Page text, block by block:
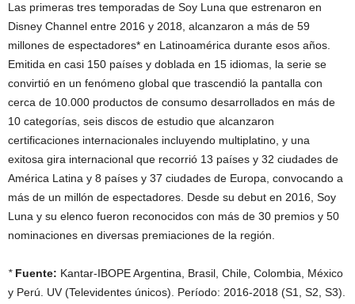
Las primeras tres temporadas de Soy Luna que estrenaron en
Disney Channel entre 2016 y 2018, alcanzaron a más de 59
millones de espectadores* en Latinoamérica durante esos años.
Emitida en casi 150 países y doblada en 15 idiomas, la serie se
convirtió en un fenómeno global que trascendió la pantalla con
cerca de 10.000 productos de consumo desarrollados en más de
10 categorías, seis discos de estudio que alcanzaron
certificaciones internacionales incluyendo multiplatino, y una
exitosa gira internacional que recorrió 13 países y 32 ciudades de
América Latina y 8 países y 37 ciudades de Europa, convocando a
más de un millón de espectadores. Desde su debut en 2016, Soy
Luna y su elenco fueron reconocidos con más de 30 premios y 50
nominaciones en diversas premiaciones de la región.
* Fuente: Kantar-IBOPE Argentina, Brasil, Chile, Colombia, México
y Perú. UV (Televidentes únicos). Período: 2016-2018 (S1, S2, S3).